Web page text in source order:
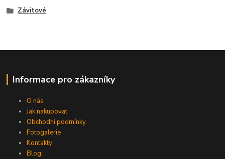
Závitové
Informace pro zákazníky
O nás
Jak nakupovat
Obchodní podmínky
Fotogalerie
Kontakty
Blog